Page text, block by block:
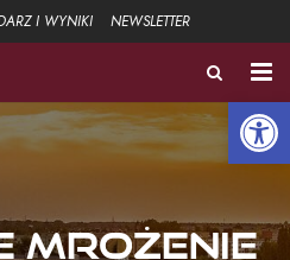
I WYNIKI NEWSLETTER
mrożenie